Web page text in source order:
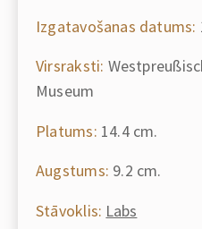
Izgatavošanas datums:
Virsraksti:
Museum
Platums: 14.4 cm.
Augstums: 9.2 cm.
Stāvoklis: Labs